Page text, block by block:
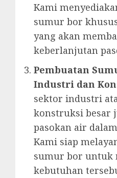
Kami
sumur bor
yang akan
keberlanjutan
Pembuatan
Industri dan
sektor industri
konstruksi besar
pasokan air
Kami siap
sumur bor untuk
kebutuhan